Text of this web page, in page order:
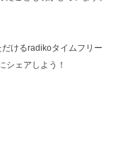
けるradikoタイムフリー
シェアしよう！